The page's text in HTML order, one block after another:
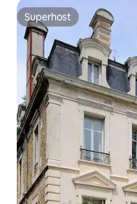
Superhost
Superhost